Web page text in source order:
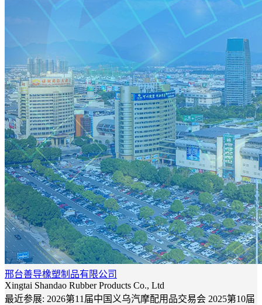
邢台善导橡塑制品有限公司
Xingtai Shandao Rubber Products Co., Ltd
最近参展: 2026第11届中国义乌汽摩配用品交易会 2025第10届